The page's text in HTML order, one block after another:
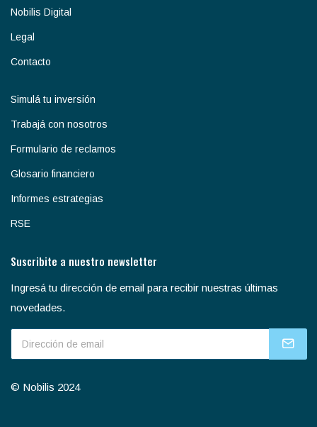
Nobilis Digital
Legal
Contacto
Simulá tu inversión
Trabajá con nosotros
Formulario de reclamos
Glosario financiero
Informes estrategias
RSE
Suscribite a nuestro newsletter
Ingresá tu dirección de email para recibir nuestras últimas
novedades.
© Nobilis 2024